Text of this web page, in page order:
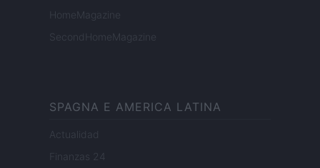
HomeMagazine
SecondHomeMagazine
SPAGNA E AMERICA LATINA
Actualidad
Finanzas 24